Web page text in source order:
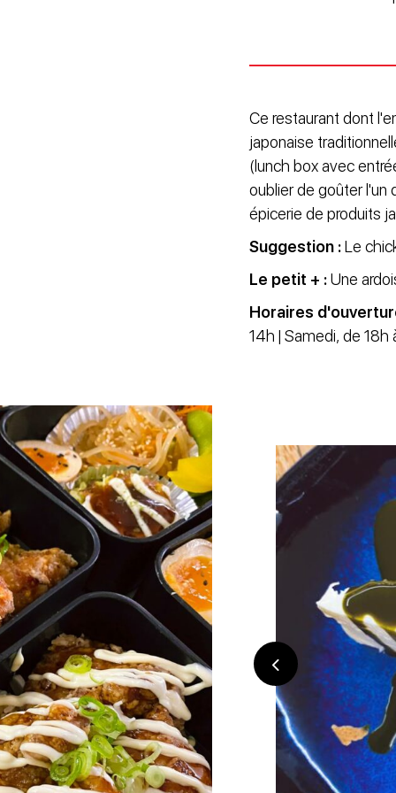
Ce restaurant dont
japonaise
(lunch box avec
oublier de goûter l'un
épicerie de produits
Suggestion :Le
Le petit + :Une
Horaires
14h | Samedi, de 18h